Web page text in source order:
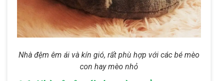
Nhà đệm êm ái và kín gió, rất phù hợp với các bé mèo
con hay mèo nhỏ